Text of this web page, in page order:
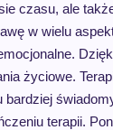
czasu, ale
w wielu
życiowe.
terapii.